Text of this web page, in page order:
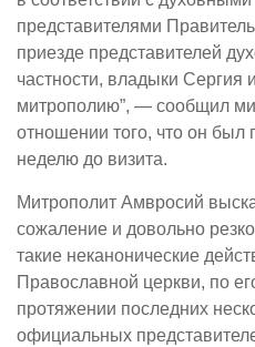
представителями
приезде представителей
частности, владыки Сергия
митрополию”, — сообщил
отношении того, что он был
неделю до визита.
Митрополит Амвросий
сожаление и довольно
такие неканонические
Православной церкви, по
протяжении последних
официальных